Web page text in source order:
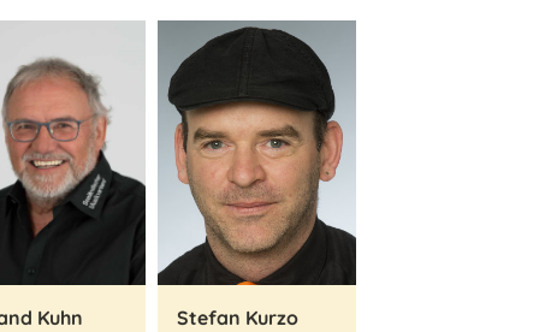
Kuhn Stefan Kurzo